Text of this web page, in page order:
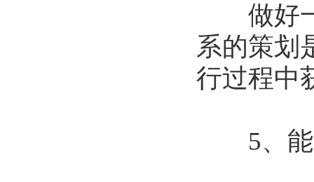
做好一
系的策划
行过程中
5、能